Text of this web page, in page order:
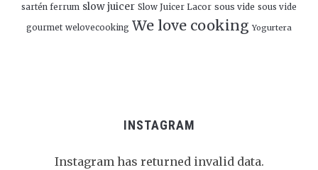
sartén ferrum slow juicer Slow Juicer Lacor sous vide sous vide
gourmet welovecooking We love cooking Yogurtera
INSTAGRAM
Instagram has returned invalid data.